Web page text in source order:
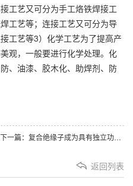
工艺又可分为手工烙铁焊接工
工艺等；连接工艺又可分为导
工艺等3）化学工艺为了提高产
观，一般要进行化学处理。化
、油漆、胶木化、助焊剂、防
下一篇：复合绝缘子成为具有独立功能的电气模块甚至完整的电子产品
返回列表